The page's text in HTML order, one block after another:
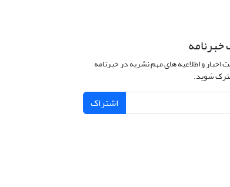
اخبار و اطلاعیه های مهم نشریه در خبرنامه
شوید.
اشتراک